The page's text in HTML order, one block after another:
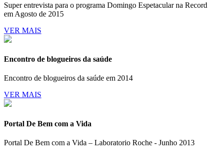
Super entrevista para o programa Domingo Espetacular na Record
em Agosto de 2015
VER MAIS
Encontro de blogueiros da saúde
Encontro de blogueiros da saúde em 2014
VER MAIS
Portal De Bem com a Vida
Portal De Bem com a Vida – Laboratorio Roche - Junho 2013